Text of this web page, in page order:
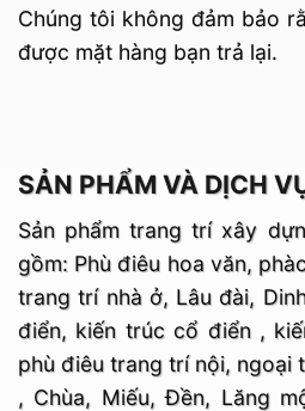
Chúng tôi không đảm bảo
được mặt hàng bạn trả lại.
SẢN PHẨM VÀ DỊCH
Sản phẩm trang trí xây
gồm: Phù điêu hoa văn,
trang trí nhà ở, Lâu đài,
điển, kiến trúc cổ điển ,
phù điêu trang trí nội, ngoại
, Chùa, Miếu, Đền, Lăng